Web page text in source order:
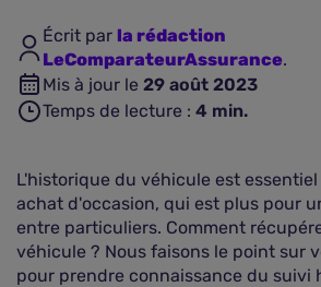
Écrit par la rédaction
LeComparateurAssurance.
Mis à jour le 29 août 2023
Temps de lecture : 4 min.
L'historique du véhicule est
achat d'occasion, qui est plus pour
entre particuliers. Comment
véhicule ? Nous faisons le point sur
pour prendre connaissance du suivi